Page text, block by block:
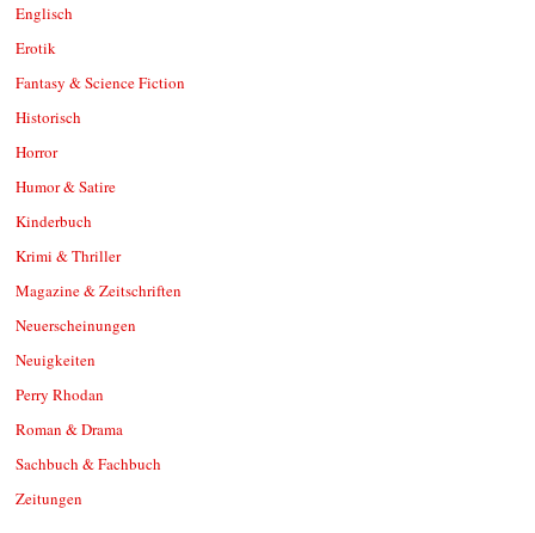
Englisch
Erotik
Fantasy & Science Fiction
Historisch
Horror
Humor & Satire
Kinderbuch
Krimi & Thriller
Magazine & Zeitschriften
Neuerscheinungen
Neuigkeiten
Perry Rhodan
Roman & Drama
Sachbuch & Fachbuch
Zeitungen